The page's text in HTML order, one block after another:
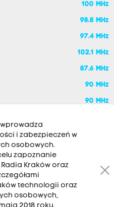
100 MHz
98.8 MHz
97.4 MHz
102.1 MHz
87.6 MHz
90 MHz
90 MHz
Słowackiego 22, 30-007
i zabezpieczeń w
osobowych.
zapoznanie
Kraków oraz
technologii oraz
osobowych,